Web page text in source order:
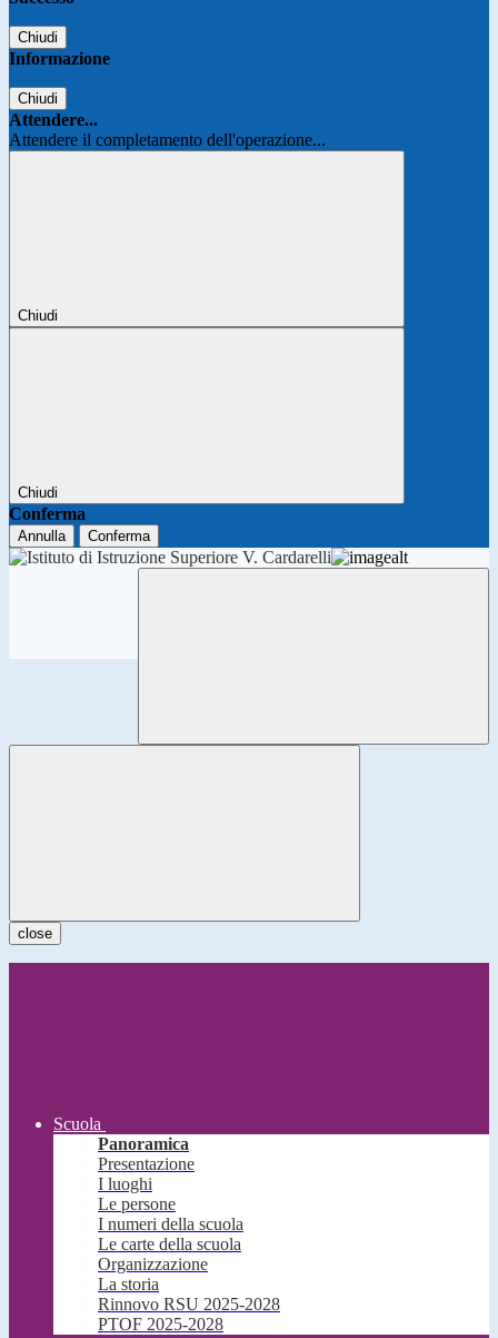
Chiudi
Informazione
Chiudi
Attendere...
Attendere il completamento dell'operazione...
Chiudi
Chiudi
Conferma
Annulla Conferma
close
Scuola
Panoramica
Presentazione
I luoghi
Le persone
I numeri della scuola
Le carte della scuola
Organizzazione
La storia
Rinnovo RSU 2025-2028
PTOF 2025-2028